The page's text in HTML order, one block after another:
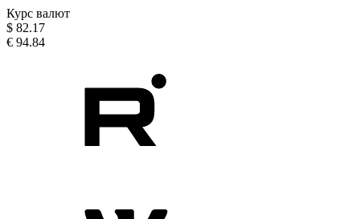
Курс валют
$ 82.17
€ 94.84